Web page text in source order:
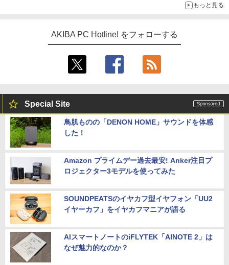
もっと見る
AKIBA PC Hotline! をフォローする
Special Site
鳥肌ものの「DENON HOME」サウンドを体感
した！
Amazon プライムデー過去最安! Anker注目プ
ロジェクター3モデルを使ってみた
SOUNDPEATSのイヤカフ型イヤフォン「UU2
イヤーカフ」をイヤカフマニアが語る
AIスマートノートのiFLYTEK「AINOTE 2」は
なぜ魅力的なのか？